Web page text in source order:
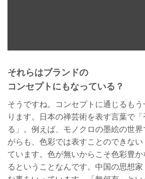
それらはブランドの
コンセプトにもなっている？
そうですね。コンセプトに通じるも
ります。日本の禅芸術を表す言葉で
る」。例えば、モノクロの墨絵の世
がらも、色彩では表すことのできな
ています。色が無いからこそ色彩豊
るということなんです。中国の思想